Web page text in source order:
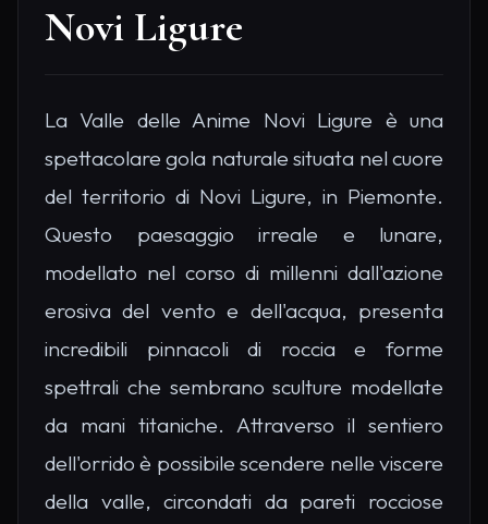
Novi Ligure
La Valle delle Anime Novi Ligure è una
spettacolare gola naturale situata nel cuore
del territorio di Novi Ligure, in Piemonte.
Questo paesaggio irreale e lunare,
modellato nel corso di millenni dall'azione
erosiva del vento e dell'acqua, presenta
incredibili pinnacoli di roccia e forme
spettrali che sembrano sculture modellate
da mani titaniche. Attraverso il sentiero
dell'orrido è possibile scendere nelle viscere
della valle, circondati da pareti rocciose